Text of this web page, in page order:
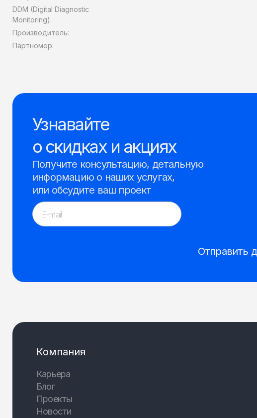
DDM (Digital Diagnostic
Monitoring):
Производитель:
Партномер:
Узнавайте
о скидках и акциях
Получите консультацию, детальную
информацию о наших услугах,
или обсудите ваш проект
Отправить
Компания
Карьера
Блог
Проекты
Новости